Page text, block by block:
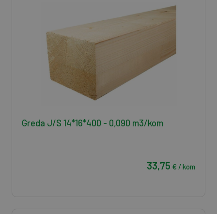
Greda J/S 14*16*400 - 0,090 m3/kom
33,75 € / kom